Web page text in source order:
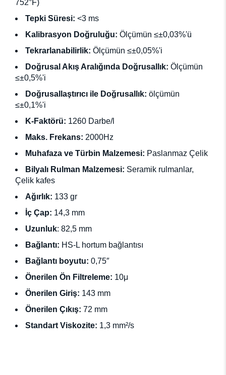
752°F)
Tepki Süresi: <3 ms
Kalibrasyon Doğruluğu: Ölçümün ≤±0,03%'ü
Tekrarlanabilirlik: Ölçümün ≤±0,05%'i
Doğrusal Akış Aralığında Doğrusallık: Ölçümün
≤±0,5%'i
Doğrusallaştırıcı ile Doğrusallık: ölçümün
≤±0,1%'i
K-Faktörü: 1260 Darbe/l
Maks. Frekans: 2000Hz
Muhafaza ve Türbin Malzemesi: Paslanmaz Çelik
Bilyalı Rulman Malzemesi: Seramik rulmanlar,
Çelik kafes
Ağırlık: 133 gr
İç Çap: 14,3 mm
Uzunluk: 82,5 mm
Bağlantı: HS-L hortum bağlantısı
Bağlantı boyutu: 0,75″
Önerilen Ön Filtreleme: 10μ
Önerilen Giriş: 143 mm
Önerilen Çıkış: 72 mm
Standart Viskozite: 1,3 mm²/s